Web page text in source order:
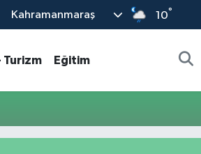
Kahramanmaraş 10°
Turizm Eğitim